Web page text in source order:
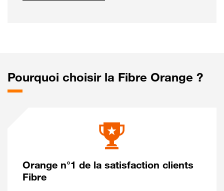
Pourquoi choisir la Fibre Orange ?
Orange n°1 de la satisfaction clients
Fibre